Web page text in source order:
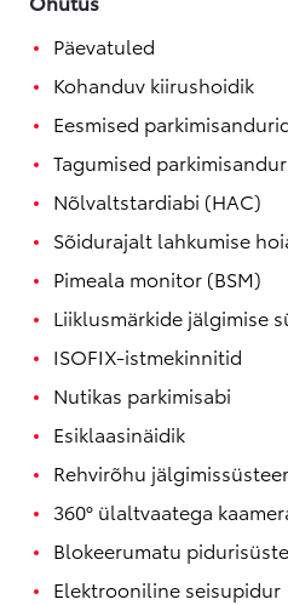
Päevatuled
Kohanduv kiirushoidik
Eesmised
Tagumised
Nõlvaltstardiabi (HAC)
Sõidurajalt lahkumise
Pimeala monitor (BSM)
Liiklusmärkide jälgimise
ISOFIX-istmekinnitid
Nutikas parkimisabi
Esiklaasinäidik
Rehvirõhu
360° ülaltvaatega
Blokeerumatu
Elektrooniline seisupidur